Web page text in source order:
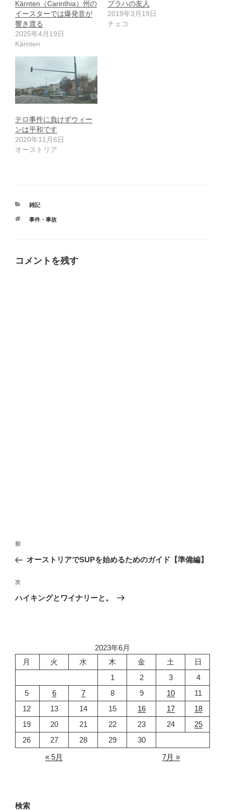
Kärnten（Carinthia）州の
イースターでは爆発音が
響き渡る
2025年4月19日
Kärnten
プラハの友人
2019年3月19日
チェコ
テロ事件に負けずウィー
ンは平和です
2020年11月6日
オーストリア
カ
ゴ
雑記
タ
事件・事故
コメントを残す
投
ナ
ビ
ゲ
前
の
稿
前
オーストリアでSUPを始めるためのガイド【準備編】
次
の
次
ハイキングとワイナリーと。
2023年6月
月
火 水 木 金 土
日
1
2 3
4
5
6 7 8 9 10
11
12
13 14 15 16 17
18
19
20 21 22 23 24
25
26
27 28 29
30
« 5月
7月 »
検索